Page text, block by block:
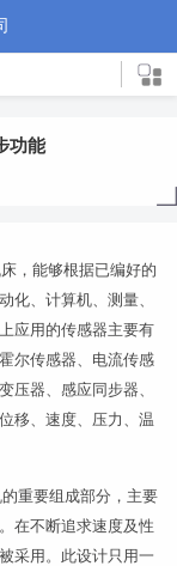
功能
，能够根据已编好的
化、计算机、测量、
应用的传感器主要有
尔传感器、电流传感
压器、感应同步器、
移、速度、压力、温
重要组成部分，主要
在不断追求速度及性
采用。此设计只用一